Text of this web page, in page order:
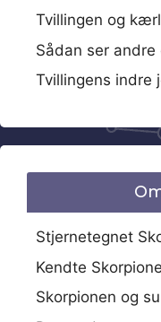
Tvillingen og
Sådan ser andre
Tvillingens indre
Stjernetegnet
Kendte
Skorpionen og